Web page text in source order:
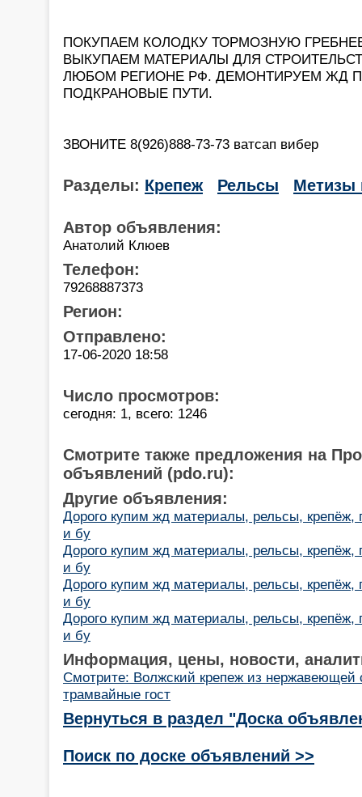
ПОКУПАЕМ КОЛОДКУ ТОРМОЗНУЮ
ВЫКУПАЕМ МАТЕРИАЛЫ ДЛЯ
ЛЮБОМ РЕГИОНЕ РФ. ДЕМОНТИРУЕМ ЖД
ПОДКРАНОВЫЕ ПУТИ.
ЗВОНИТЕ 8(926)888-73-73 ватсап вибер
Разделы: Крепеж Рельсы Метизы
Автор объявления:
Анатолий Клюев
Телефон:
79268887373
Регион:
Отправлено:
17-06-2020 18:58
Число просмотров:
сегодня: 1, всего: 1246
Смотрите также предложения на
объявлений (pdo.ru):
Другие объявления:
Дорого купим жд материалы, рельсы, крепёж,
и бу
Дорого купим жд материалы, рельсы, крепёж,
и бу
Дорого купим жд материалы, рельсы, крепёж,
и бу
Дорого купим жд материалы, рельсы, крепёж,
и бу
Информация, цены, новости,
Смотрите: Волжский крепеж из нержавеющей
трамвайные гост
Вернуться в раздел "Доска
Поиск по доске объявлений >>